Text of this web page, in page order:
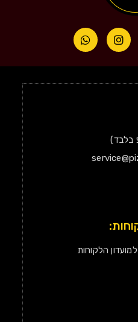
בלבד)
הלקוחות